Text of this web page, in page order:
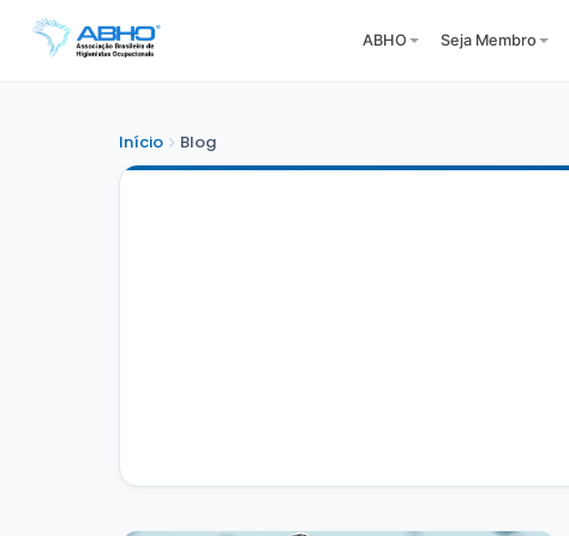
ABHO Seja Membro
Início Blog